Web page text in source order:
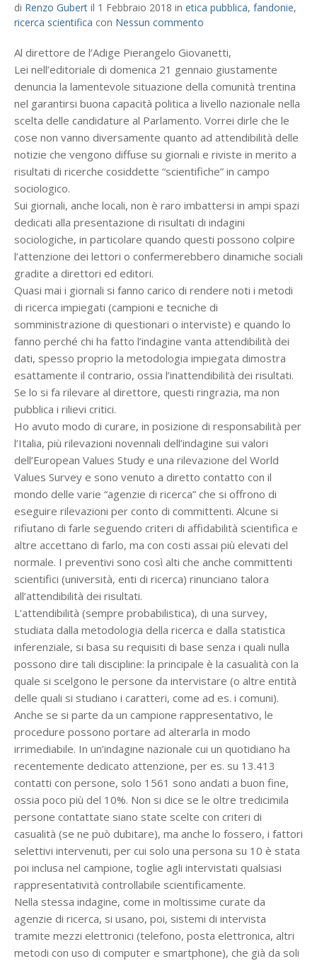
di Renzo Gubert il 1 Febbraio 2018 in etica pubblica, fandonie,
ricerca scientifica con Nessun commento
Al direttore de l’Adige Pierangelo Giovanetti,
Lei nell’editoriale di domenica 21 gennaio giustamente
denuncia la lamentevole situazione della comunità trentina
nel garantirsi buona capacità politica a livello nazionale nella
scelta delle candidature al Parlamento. Vorrei dirle che le
cose non vanno diversamente quanto ad attendibilità delle
notizie che vengono diffuse su giornali e riviste in merito a
risultati di ricerche cosiddette “scientifiche” in campo
sociologico.
Sui giornali, anche locali, non è raro imbattersi in ampi spazi
dedicati alla presentazione di risultati di indagini
sociologiche, in particolare quando questi possono colpire
l’attenzione dei lettori o confermerebbero dinamiche sociali
gradite a direttori ed editori.
Quasi mai i giornali si fanno carico di rendere noti i metodi
di ricerca impiegati (campioni e tecniche di
somministrazione di questionari o interviste) e quando lo
fanno perché chi ha fatto l’indagine vanta attendibilità dei
dati, spesso proprio la metodologia impiegata dimostra
esattamente il contrario, ossia l’inattendibilità dei risultati.
Se lo si fa rilevare al direttore, questi ringrazia, ma non
pubblica i rilievi critici.
Ho avuto modo di curare, in posizione di responsabilità per
l’Italia, più rilevazioni novennali dell’indagine sui valori
dell’European Values Study e una rilevazione del World
Values Survey e sono venuto a diretto contatto con il
mondo delle varie “agenzie di ricerca” che si offrono di
eseguire rilevazioni per conto di committenti. Alcune si
rifiutano di farle seguendo criteri di affidabilità scientifica e
altre accettano di farlo, ma con costi assai più elevati del
normale. I preventivi sono così alti che anche committenti
scientifici (università, enti di ricerca) rinunciano talora
all’attendibilità dei risultati.
L’attendibilità (sempre probabilistica), di una survey,
studiata dalla metodologia della ricerca e dalla statistica
inferenziale, si basa su requisiti di base senza i quali nulla
possono dire tali discipline: la principale è la casualità con la
quale si scelgono le persone da intervistare (o altre entità
delle quali si studiano i caratteri, come ad es. i comuni).
Anche se si parte da un campione rappresentativo, le
procedure possono portare ad alterarla in modo
irrimediabile. In un’indagine nazionale cui un quotidiano ha
recentemente dedicato attenzione, per es. su 13.413
contatti con persone, solo 1561 sono andati a buon fine,
ossia poco più del 10%. Non si dice se le oltre tredicimila
persone contattate siano state scelte con criteri di
casualità (se ne può dubitare), ma anche lo fossero, i fattori
selettivi intervenuti, per cui solo una persona su 10 è stata
poi inclusa nel campione, toglie agli intervistati qualsiasi
rappresentatività controllabile scientificamente.
Nella stessa indagine, come in moltissime curate da
agenzie di ricerca, si usano, poi, sistemi di intervista
tramite mezzi elettronici (telefono, posta elettronica, altri
metodi con uso di computer e smartphone), che già da soli